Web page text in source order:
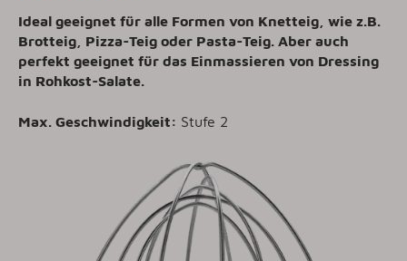
Ideal geeignet für alle Formen von Knetteig, wie z.B.
Brotteig, Pizza-Teig oder Pasta-Teig. Aber auch
perfekt geeignet für das Einmassieren von Dressing
in Rohkost-Salate.
Max. Geschwindigkeit: Stufe 2